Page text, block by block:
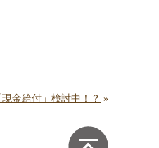
現金給付」検討中！？ »